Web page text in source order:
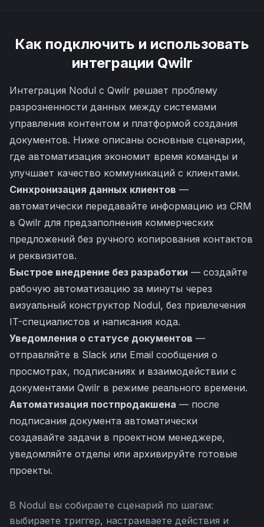
Как подключить и использовать
интеграции Qwilr
Интеграция Nodul с Qwilr решает проблему
разрозненности данных между системами
управления контентом и платформой создания
документов. Ниже описаны основные сценарии,
где автоматизация экономит время команды и
улучшает качество коммуникаций с клиентами.
Синхронизация данных клиентов —
автоматически передавайте информацию из CRM
в Qwilr для предзаполнения коммерческих
предложений без ручного копирования контактов
и реквизитов.
Быстрое внедрение без разработки — создайте
рабочую автоматизацию за минуты через
визуальный конструктор Nodul, без привлечения
IT-специалистов и написания кода.
Уведомления о статусе документов —
отправляйте в Slack или Email сообщения о
просмотрах, подписаниях и взаимодействии с
документами Qwilr в режиме реального времени.
Автоматизация постпродакшена — после
подписания документа автоматически
создавайте задачи в проектном менеджере,
уведомляйте отделы или архивируйте готовые
проекты.
В Nodul вы собираете сценарий по шагам:
выбираете триггер, настраиваете действия и